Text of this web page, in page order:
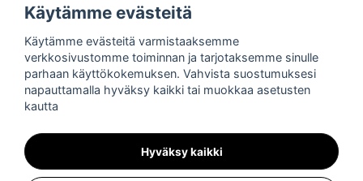
Frågor och svar
Köpvillkor
Betalning
Frakter
Retur och reklamationer
Integritetspolicy
OTA YHTEYTTÄ
Käytämme evästeitä
Käytämme evästeitä varmistaaksemme
verkkosivustomme toiminnan ja tarjotaksemme sinulle
parhaan käyttökokemuksen. Vahvista suostumuksesi
napauttamalla hyväksy kaikki tai muokkaa asetusten
kautta
Hyväksy kaikki